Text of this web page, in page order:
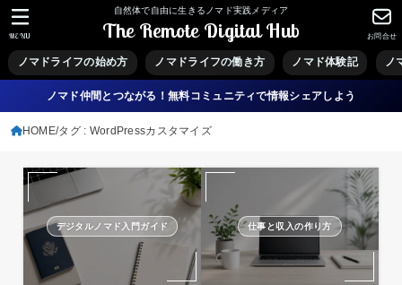
自然体で自由に生きるノマド実践メディア
The Remote Digital Hub
ノマドライフの始め方 ノマドライフの働き方 ノマド体験記 ノ
お問合せ
MENU
ノマド仲間とつながる！無料コミュニティで情報シェアしよう
HOME タグ : WordPressカスタマイズ
デジタルノマド入門ガイド 仕事と収入の作り方